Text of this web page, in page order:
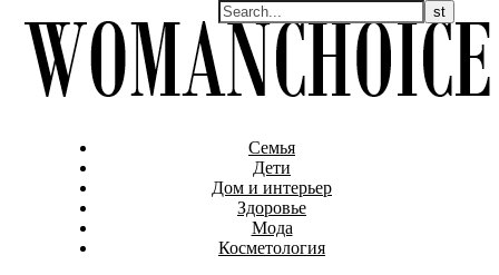
Семья
Дети
Дом и интерьер
Здоровье
Мода
Косметология